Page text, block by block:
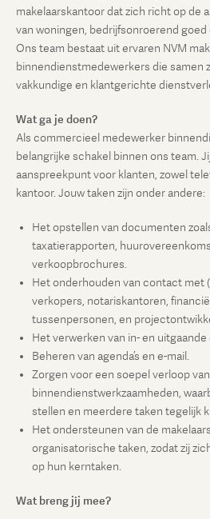
makelaarskantoor dat zich richt op de
van woningen, bedrijfsonroerend
Ons team bestaat uit ervaren NVM
binnendienstmedewerkers die samen
vakkundige en klantgerichte
Wat ga je doen?
Als commercieel medewerker
belangrijke schakel binnen ons team.
aanspreekpunt voor klanten, zowel
kantoor. Jouw taken zijn onder andere:
Het opstellen van documenten
taxatierapporten,
verkoopbrochures.
Het onderhouden van contact met
verkopers, notariskantoren,
tussenpersonen, en
Het verwerken van in- en
Beheren van agenda’s en e-mail.
Zorgen voor een soepel verloop
binnendienstwerkzaamheden,
stellen en meerdere taken tegelijk
Het ondersteunen van de
organisatorische taken, zodat zij
op hun kerntaken.
Wat breng jij mee?